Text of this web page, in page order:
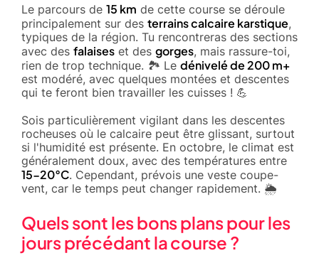
Le parcours de 15 km de cette course se déroule
principalement sur des terrains calcaire karstique,
typiques de la région. Tu rencontreras des sections
avec des falaises et des gorges, mais rassure-toi,
rien de trop technique. 🏞️ Le dénivelé de 200 m+
est modéré, avec quelques montées et descentes
qui te feront bien travailler les cuisses ! 💪
Sois particulièrement vigilant dans les descentes
rocheuses où le calcaire peut être glissant, surtout
si l'humidité est présente. En octobre, le climat est
généralement doux, avec des températures entre
15-20°C. Cependant, prévois une veste coupe-
vent, car le temps peut changer rapidement. 🌦️
Quels sont les bons plans pour les
jours précédant la course ?